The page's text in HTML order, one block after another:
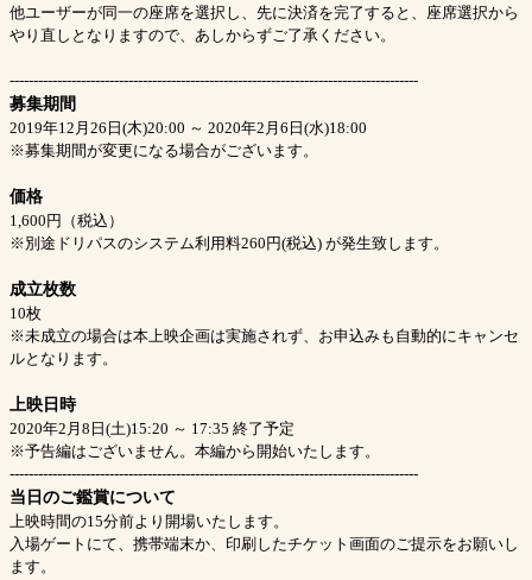
他ユーザーが同一の座席を選択し、先に決済を完了すると、座席選択から
やり直しとなりますので、あしからずご了承ください。
--------------------------------------------------------------------------------------
募集期間
2019年12月26日(木)20:00 ～ 2020年2月6日(水)18:00
※募集期間が変更になる場合がございます。
価格
1,600円（税込）
※別途ドリパスのシステム利用料260円(税込) が発生致します。
成立枚数
10枚
※未成立の場合は本上映企画は実施されず、お申込みも自動的にキャンセ
ルとなります。
上映日時
2020年2月8日(土)15:20 ～ 17:35 終了予定
※予告編はございません。本編から開始いたします。
--------------------------------------------------------------------------------------
当日のご鑑賞について
上映時間の15分前より開場いたします。
入場ゲートにて、携帯端末か、印刷したチケット画面のご提示をお願いし
ます。